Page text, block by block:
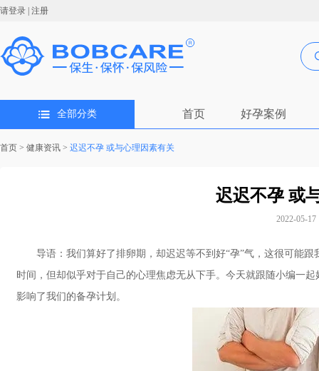
请登录 | 注册
全部分类 首页 好孕案例
首页 > 健康资讯 > 迟迟不孕 或与心理因素有关
迟迟不孕 或
2022-05-17
导语：我们算好了排卵期，却迟迟等不到好“孕”气，这很可能跟
时间，但却似乎对于自己的心理焦虑无从下手。今天就跟随小编一
影响了我们的备孕计划。